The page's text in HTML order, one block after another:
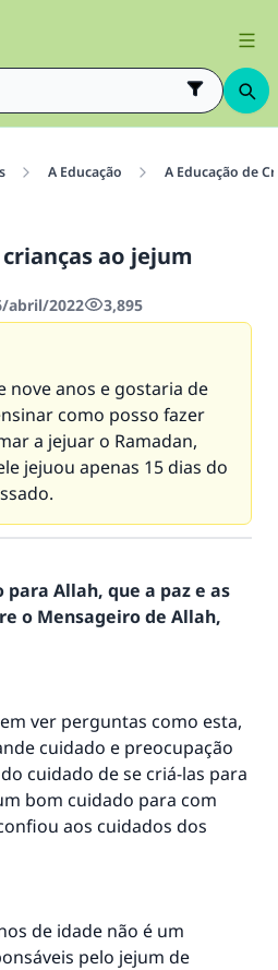
A Educação A Educação de
ao jejum
abril/2022
3,895
nove anos e gostaria de
como posso fazer
a jejuar o Ramadan,
jejuou apenas 15 dias do
para Allah, que a paz e as
o Mensageiro de Allah,
ver perguntas como esta,
cuidado e preocupação
cuidado de se criá-las para
bom cuidado para com
aos cuidados dos
de idade não é um
​​pelo jejum de